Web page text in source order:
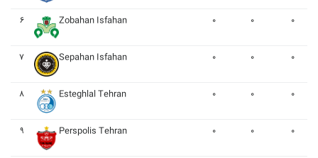
۶ Zobahan Isfahan ۰ ۰ ۰
۷ Sepahan Isfahan ۰ ۰ ۰
۸ Esteghlal Tehran ۰ ۰ ۰
۹ Perspolis Tehran ۰ ۰ ۰